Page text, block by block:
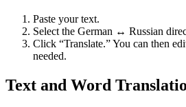
Paste your text.
Select the German ↔ Russian
Click “Translate.” You can then
needed.
Text and Word